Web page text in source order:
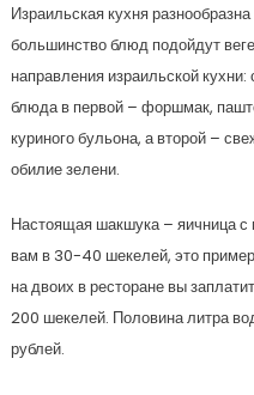
Израильская кухня
большинство блюд подойдут
направления израильской
блюда в первой – форшмак,
куриного бульона, а второй –
обилие зелени.
Настоящая шакшука – яичница с
вам в 30-40 шекелей, это
на двоих в ресторане вы
200 шекелей. Половина литра
рублей.